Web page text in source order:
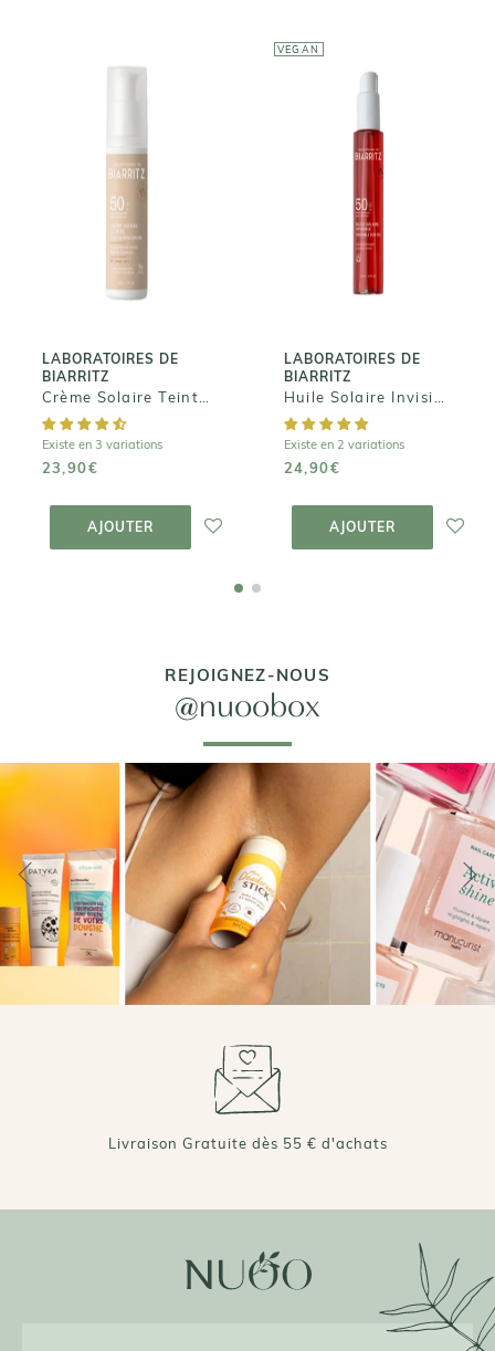
+ DE 70 000 AVIS VÉRIFIÉS 4,7/5 ⭐️
LABORATOIRES DE
BIARRITZ
Existe en 3 variations
23,90€
AJOUTER
LABORATOIRES
DE BIARRITZ
Crème Solaire
Teintée SPF 50
PANIER
VEGAN
LABORATOIRES DE
BIARRITZ
Existe en 2 variations
24,90€
AJOUTER
LABORATOIRES
DE BIARRITZ
Huile Solaire
Invisible
PANIER
REJOIGNEZ-NOUS
@nuoobox
Livraison Gratuite dès 55 € d'achats